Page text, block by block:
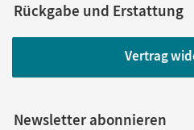
Rückgabe und Erstattung
Vertrag
Newsletter abonnieren